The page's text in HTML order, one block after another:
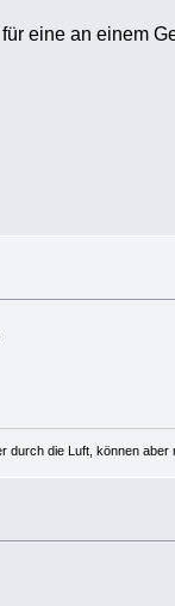
eine an einem
durch die Luft, können aber